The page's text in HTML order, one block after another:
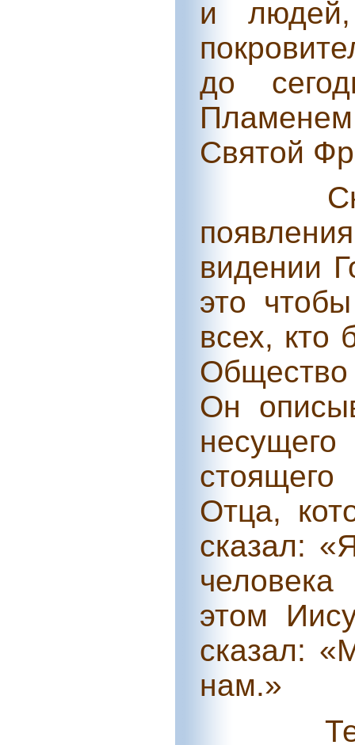
и
до
Пламенем
Святой
видении
это
всех, кто
Он
Отца,
сказал:
этом
сказал:
нам.»